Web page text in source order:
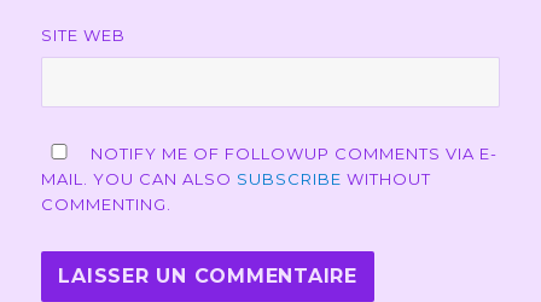
SITE WEB
NOTIFY ME OF FOLLOWUP COMMENTS VIA E-
MAIL. YOU CAN ALSO SUBSCRIBE WITHOUT
COMMENTING.